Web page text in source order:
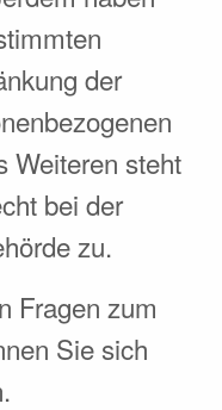
der
Weiteren steht
bei der
zu.
Fragen zum
Sie sich